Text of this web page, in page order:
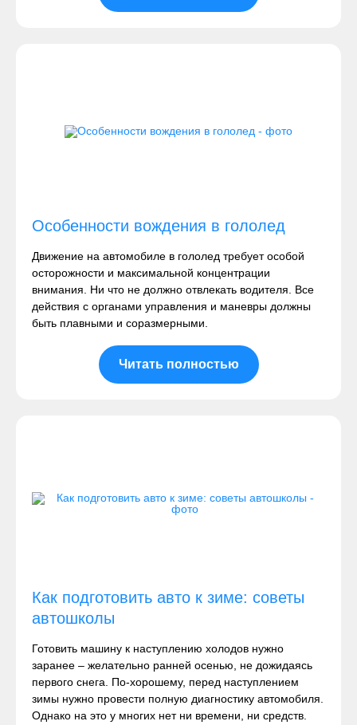
Особенности вождения в гололед
Движение на автомобиле в гололед требует особой
осторожности и максимальной концентрации
внимания. Ни что не должно отвлекать водителя. Все
действия с органами управления и маневры должны
быть плавными и соразмерными.
Читать полностью
Как подготовить авто к зиме: советы
автошколы
Готовить машину к наступлению холодов нужно
заранее – желательно ранней осенью, не дожидаясь
первого снега. По-хорошему, перед наступлением
зимы нужно провести полную диагностику автомобиля.
Однако на это у многих нет ни времени, ни средств.